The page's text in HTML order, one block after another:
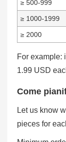
≥ 500-999
≥ 1000-1999
≥ 2000
For example:
1.99 USD
Come
Let us know
pieces for